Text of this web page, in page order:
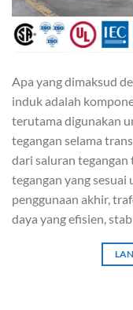
Apa yang dimaksud
induk adalah
terutama digunakan
tegangan selama
dari saluran
tegangan yang
penggunaan akhir,
daya yang efisien,